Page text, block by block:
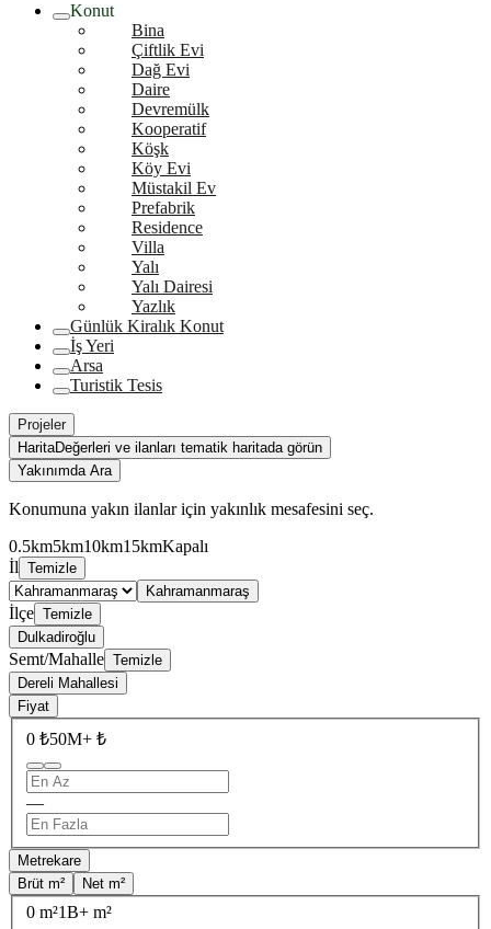
Konut
Bina
Çiftlik Evi
Dağ Evi
Daire
Devremülk
Kooperatif
Köşk
Köy Evi
Müstakil Ev
Prefabrik
Residence
Villa
Yalı
Yalı Dairesi
Yazlık
Günlük Kiralık Konut
İş Yeri
Arsa
Turistik Tesis
Projeler
HaritaDeğerleri ve ilanları tematik haritada görün
Yakınımda Ara
Konumuna yakın ilanlar için yakınlık mesafesini seç.
0.5km5km10km15kmKapalı
İl Temizle
Kahramanmaraş
İlçe Temizle
Dulkadiroğlu
Semt/Mahalle Temizle
Dereli Mahallesi
Fiyat
0 ₺50M+ ₺
—
Metrekare
Brüt m²
Net m²
0 m²1B+ m²